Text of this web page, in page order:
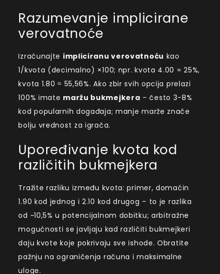
Razumevanje implicirane
verovatnoće
Izračunajte impliciranu verovatnoću kao
1/kvota (decimalno) ×100; npr. kvota 4.00 = 25%,
kvota 1.80 ≈ 55,56%. Ako zbir svih opcija prelazi
100% imate maržu bukmejkera – često 3-8%
kod popularnih događaja; manje marže znače
bolju vrednost za igrača.
Upoređivanje kvota kod
različitih bukmejkera
Tražite razliku između kvota: primer, domaćin
1.90 kod jednog i 2.10 kod drugog – to je razlika
od ~10,5% u potencijalnom dobitku; arbitražne
mogućnosti se javljaju kad različiti bukmejkeri
daju kvote koje pokrivaju sve ishode. Obratite
pažnju na ograničenja računa i maksimalne
uloge.